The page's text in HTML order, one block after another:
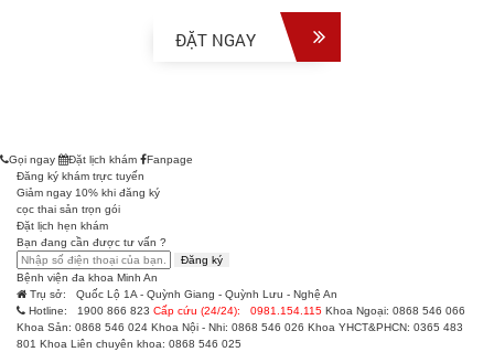
ĐẶT NGAY
Gọi ngay Đặt lịch khám
Fanpage
Đăng ký khám trực tuyến
Giảm ngay 10% khi đăng ký
cọc thai sản trọn gói
Đặt lịch hẹn khám
Bạn đang cần được tư vấn ?
Đăng ký
Bệnh viện đa khoa Minh An
Trụ sở:
Quốc Lộ 1A - Quỳnh Giang - Quỳnh Lưu - Nghệ An
Hotline:
1900 866 823 Cấp cứu (24/24): 0981.154.115 Khoa Ngoại: 0868 546 066
Khoa Sản: 0868 546 024 Khoa Nội - Nhi: 0868 546 026 Khoa YHCT&PHCN: 0365 483
801 Khoa Liên chuyên khoa: 0868 546 025